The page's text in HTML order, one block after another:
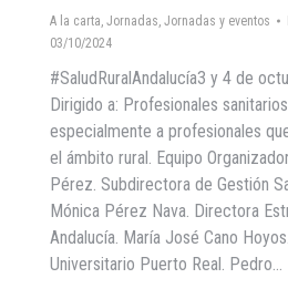
A la carta, Jornadas, Jornadas y eventos
03/10/2024
#SaludRuralAndalucía3 y 4 de
Dirigido a: Profesionales
especialmente a profesionales
el ámbito rural. Equipo
Pérez. Subdirectora de Gestión
Mónica Pérez Nava. Directora
Andalucía. María José Cano
Universitario Puerto Real. Pedro…